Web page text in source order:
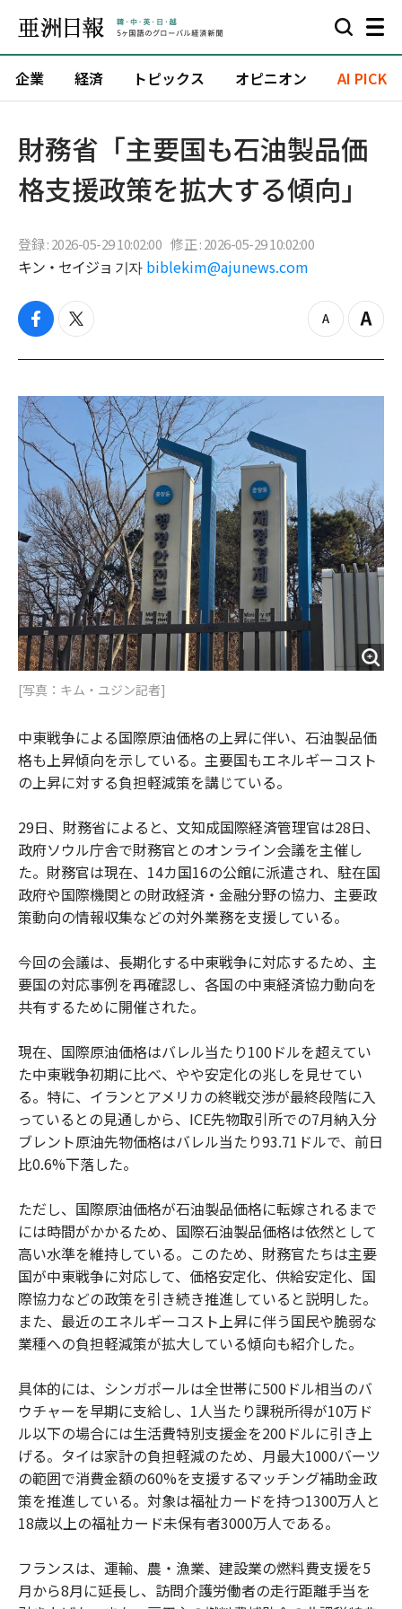
企業 経済 トピックス オピニオン AI PICK
財務省「主要国も石油製品価
格支援政策を拡大する傾向」
登録 : 2026-05-29 10:02:00 修正 : 2026-05-29 10:02:00
キン・セイジョ 기자 biblekim@ajunews.com
f
c
b
o
o
k
t
i
t
z
o
o
Z
o
i
[写真：キム・ユジン記者]
中東戦争による国際原油価格の上昇に伴い、石油製品価
格も上昇傾向を示している。主要国もエネルギーコスト
の上昇に対する負担軽減策を講じている。
29日、財務省によると、文知成国際経済管理官は28日、
政府ソウル庁舎で財務官とのオンライン会議を主催し
た。財務官は現在、14カ国16の公館に派遣され、駐在国
政府や国際機関との財政経済・金融分野の協力、主要政
策動向の情報収集などの対外業務を支援している。
今回の会議は、長期化する中東戦争に対応するため、主
要国の対応事例を再確認し、各国の中東経済協力動向を
共有するために開催された。
現在、国際原油価格はバレル当たり100ドルを超えてい
た中東戦争初期に比べ、やや安定化の兆しを見せてい
る。特に、イランとアメリカの終戦交渉が最終段階に入
っているとの見通しから、ICE先物取引所での7月納入分
ブレント原油先物価格はバレル当たり93.71ドルで、前日
比0.6%下落した。
ただし、国際原油価格が石油製品価格に転嫁されるまで
には時間がかかるため、国際石油製品価格は依然として
高い水準を維持している。このため、財務官たちは主要
国が中東戦争に対応して、価格安定化、供給安定化、国
際協力などの政策を引き続き推進していると説明した。
また、最近のエネルギーコスト上昇に伴う国民や脆弱な
業種への負担軽減策が拡大している傾向も紹介した。
具体的には、シンガポールは全世帯に500ドル相当のバ
ウチャーを早期に支給し、1人当たり課税所得が10万ド
ル以下の場合には生活費特別支援金を200ドルに引き上
げる。タイは家計の負担軽減のため、月最大1000バーツ
の範囲で消費金額の60%を支援するマッチング補助金政
策を推進している。対象は福祉カードを持つ1300万人と
18歳以上の福祉カード未保有者3000万人である。
フランスは、運輸、農・漁業、建設業の燃料費支援を5
月から8月に延長し、訪問介護労働者の走行距離手当を